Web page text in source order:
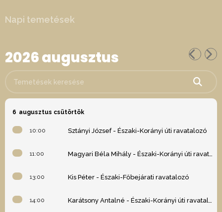
Napi temetések
2026 augusztus
6 augusztus csütörtök
10:00 Sztányi József - Északi-Korányi úti ravatalozó
11:00 Magyari Béla Mihály - Északi-Korányi úti ravatalozó
13:00 Kis Péter - Északi-Főbejárati ravatalozó
14:00 Karátsony Antalné - Északi-Korányi úti ravatalozó